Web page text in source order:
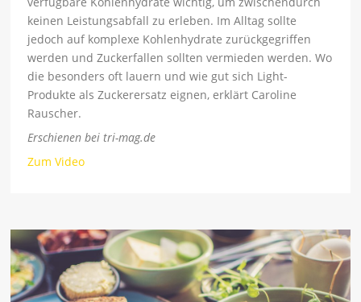
keinen Leistungsabfall zu erleben. Im Alltag sollte
jedoch auf komplexe Kohlenhydrate zurückgegriffen
werden und Zuckerfallen sollten vermieden werden. Wo
die besonders oft lauern und wie gut sich Light-
Produkte als Zuckerersatz eignen, erklärt Caroline
Rauscher.
Erschienen bei tri-mag.de
Zum Video